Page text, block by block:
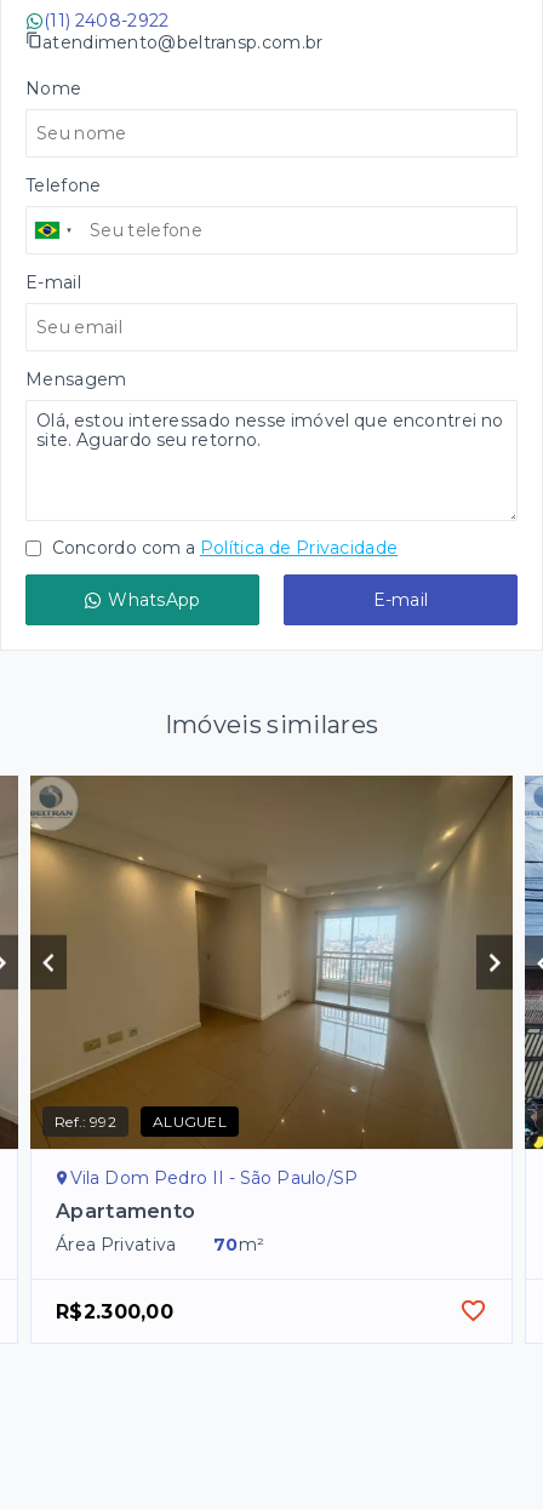
(11) 2408-2922
atendimento@beltransp.com.br
Nome
Telefone
E-mail
Mensagem
Concordo com a Política de Privacidade
WhatsApp E-mail
Imóveis similares
Ref.:992 ALUGUEL
Vila Dom Pedro II - São Paulo/SP
Apartamento
Área Privativa 70m²
R$2.300,00